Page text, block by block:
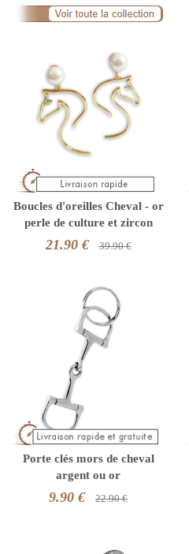
Boucles d'oreilles Cheval - or
perle de culture et zircon
21.90 € 39.90 €
Porte clés mors de cheval
argent ou or
9.90 € 22.90 €